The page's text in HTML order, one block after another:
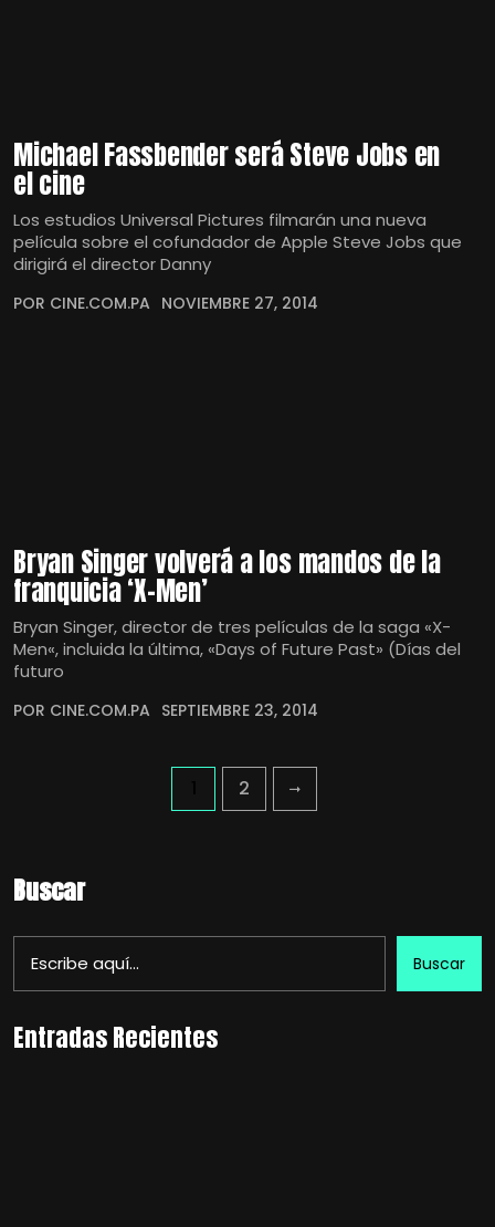
Michael Fassbender será Steve Jobs en
el cine
Los estudios Universal Pictures filmarán una nueva
película sobre el cofundador de Apple Steve Jobs que
dirigirá el director Danny
POR CINE.COM.PA NOVIEMBRE 27, 2014
Bryan Singer volverá a los mandos de la
franquicia ‘X-Men’
Bryan Singer, director de tres películas de la saga «X-
Men«, incluida la última, «Days of Future Past» (Días del
futuro
POR CINE.COM.PA SEPTIEMBRE 23, 2014
2
Buscar
Buscar
Entradas Recientes